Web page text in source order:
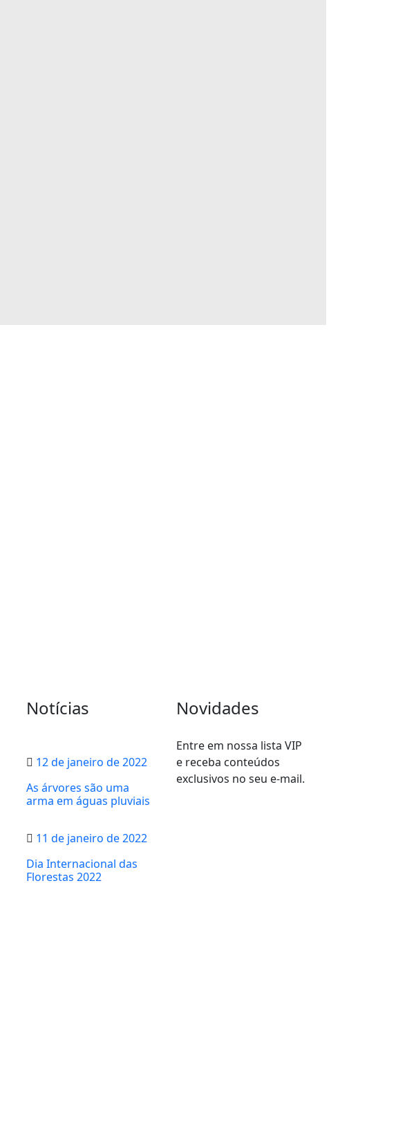
Notícias
12 de janeiro de 2022
As árvores são uma
arma em águas pluviais
11 de janeiro de 2022
Dia Internacional das
Florestas 2022
Novidades
Entre em nossa lista VIP
e receba conteúdos
exclusivos no seu e-mail.